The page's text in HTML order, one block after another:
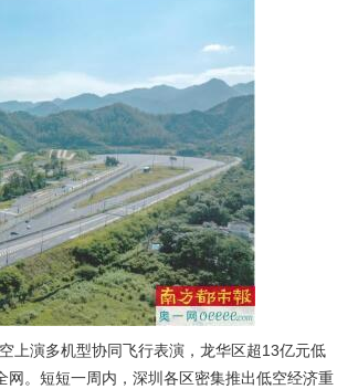
上演多机型协同飞行表演，龙华区超13亿元低
网。短短一周内，深圳各区密集推出低空经济重